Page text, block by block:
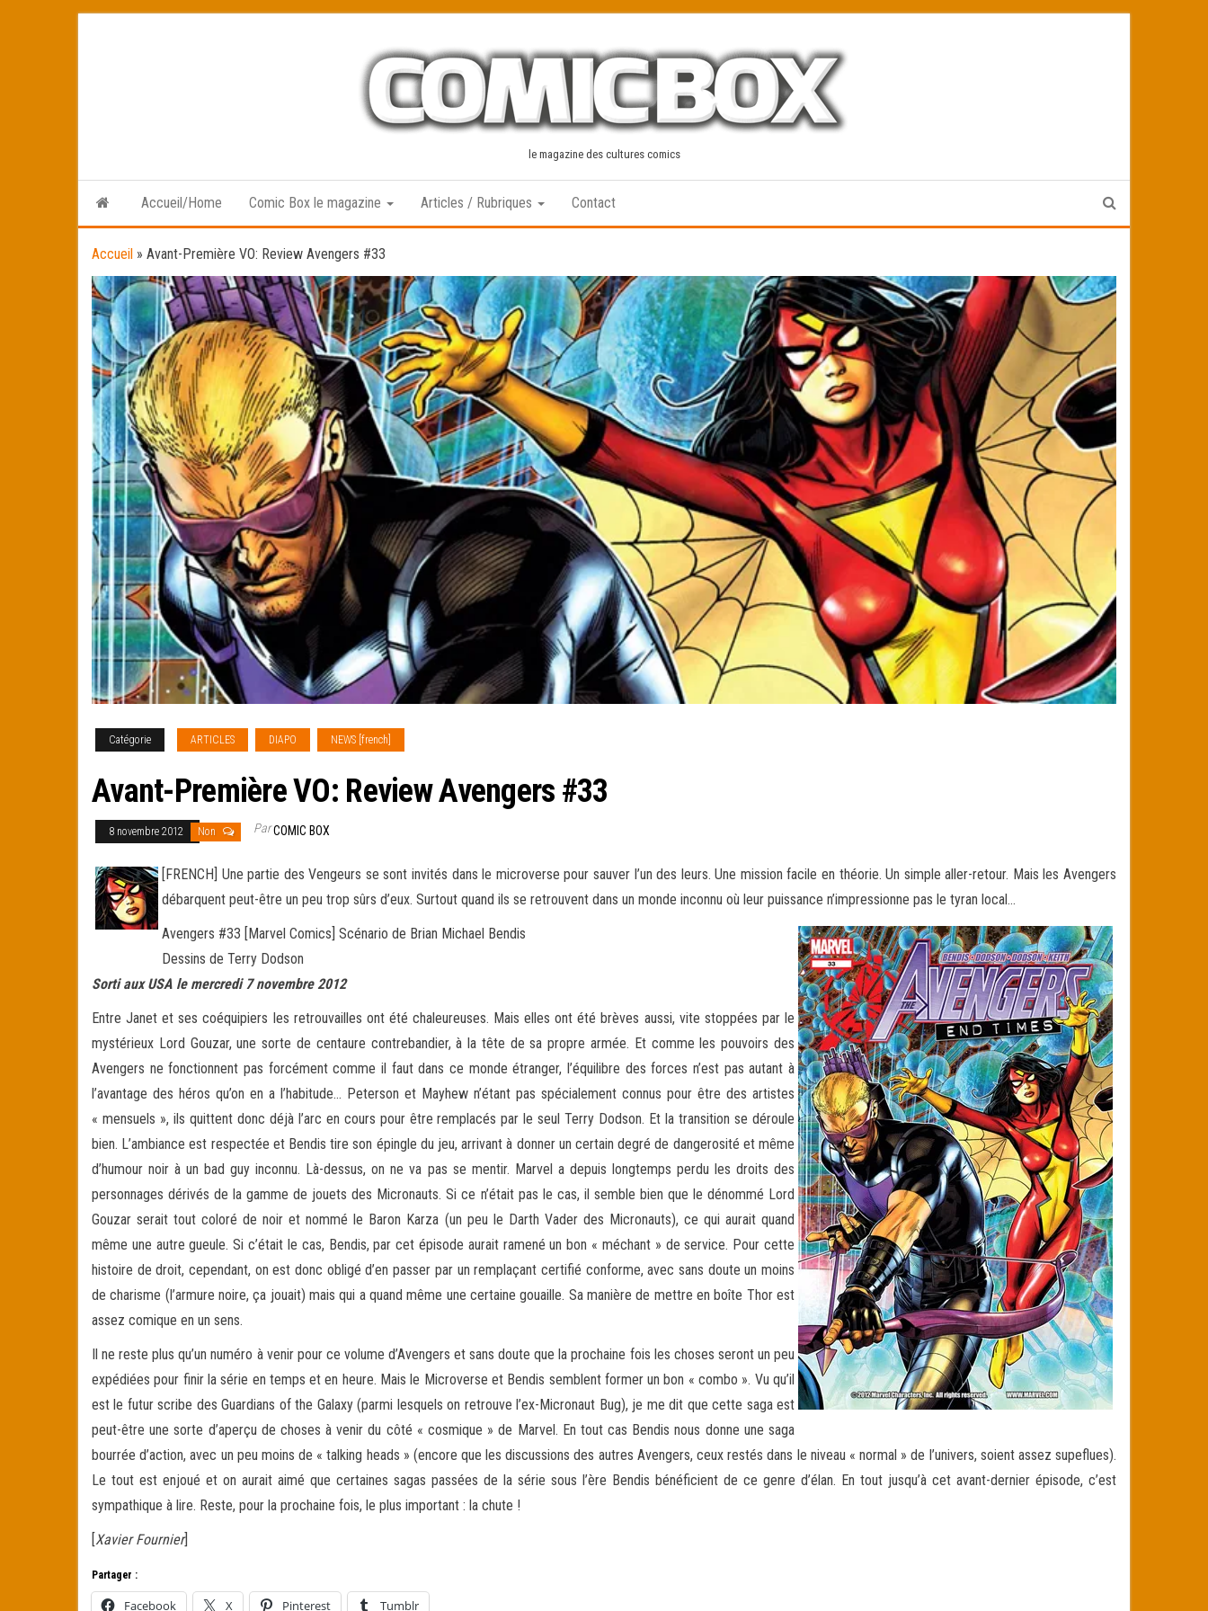
le magazine des cultures comics
Accueil/Home Comic Box le magazine Articles / Rubriques Contact
Accueil » Avant-Première VO: Review Avengers #33
Catégorie ARTICLES DIAPO NEWS [french]
Avant-Première VO: Review Avengers #33
8 novembre 2012 Non ParCOMIC BOX
[FRENCH] Une partie des Vengeurs se sont invités dans le microverse pour sauver l’un des leurs. Une mission facile en théorie. Un simple aller-retour. Mais les Avengers
débarquent peut-être un peu trop sûrs d’eux. Surtout quand ils se retrouvent dans un monde inconnu où leur puissance n’impressionne pas le tyran local…
Avengers #33 [Marvel Comics] Scénario de Brian Michael Bendis
Dessins de Terry Dodson
Sorti aux USA le mercredi 7 novembre 2012
Entre Janet et ses coéquipiers les retrouvailles ont été chaleureuses. Mais elles ont été brèves aussi, vite stoppées par le
mystérieux Lord Gouzar, une sorte de centaure contrebandier, à la tête de sa propre armée. Et comme les pouvoirs des
Avengers ne fonctionnent pas forcément comme il faut dans ce monde étranger, l’équilibre des forces n’est pas autant à
l’avantage des héros qu’on en a l’habitude… Peterson et Mayhew n’étant pas spécialement connus pour être des artistes
« mensuels », ils quittent donc déjà l’arc en cours pour être remplacés par le seul Terry Dodson. Et la transition se déroule
bien. L’ambiance est respectée et Bendis tire son épingle du jeu, arrivant à donner un certain degré de dangerosité et même
d’humour noir à un bad guy inconnu. Là-dessus, on ne va pas se mentir. Marvel a depuis longtemps perdu les droits des
personnages dérivés de la gamme de jouets des Micronauts. Si ce n’était pas le cas, il semble bien que le dénommé Lord
Gouzar serait tout coloré de noir et nommé le Baron Karza (un peu le Darth Vader des Micronauts), ce qui aurait quand
même une autre gueule. Si c’était le cas, Bendis, par cet épisode aurait ramené un bon « méchant » de service. Pour cette
histoire de droit, cependant, on est donc obligé d’en passer par un remplaçant certifié conforme, avec sans doute un moins
de charisme (l’armure noire, ça jouait) mais qui a quand même une certaine gouaille. Sa manière de mettre en boîte Thor est
assez comique en un sens.
Il ne reste plus qu’un numéro à venir pour ce volume d’Avengers et sans doute que la prochaine fois les choses seront un peu
expédiées pour finir la série en temps et en heure. Mais le Microverse et Bendis semblent former un bon « combo ». Vu qu’il
est le futur scribe des Guardians of the Galaxy (parmi lesquels on retrouve l’ex-Micronaut Bug), je me dit que cette saga est
peut-être une sorte d’aperçu de choses à venir du côté « cosmique » de Marvel. En tout cas Bendis nous donne une saga
bourrée d’action, avec un peu moins de « talking heads » (encore que les discussions des autres Avengers, ceux restés dans le niveau « normal » de l’univers, soient assez supeflues).
Le tout est enjoué et on aurait aimé que certaines sagas passées de la série sous l’ère Bendis bénéficient de ce genre d’élan. En tout jusqu’à cet avant-dernier épisode, c’est
sympathique à lire. Reste, pour la prochaine fois, le plus important : la chute !
[Xavier Fournier]
Partager :
Facebook X Pinterest Tumblr